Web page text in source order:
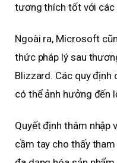
tương thích tốt với các
Ngoài ra, Microsoft
thức pháp lý sau
Blizzard. Các quy định
có thể ảnh hưởng đến
Quyết định thâm nhập
cầm tay cho thấy